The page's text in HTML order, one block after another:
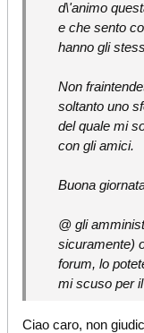
d\'animo
e che sento
hanno gli
Non
soltanto uno
del quale mi
con gli amici.
Buona
@ gli
sicuramente)
forum, lo
mi scuso per
Ciao caro, non